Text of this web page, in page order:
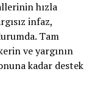
hızla
infaz,
Tam
ve yargının
kadar destek